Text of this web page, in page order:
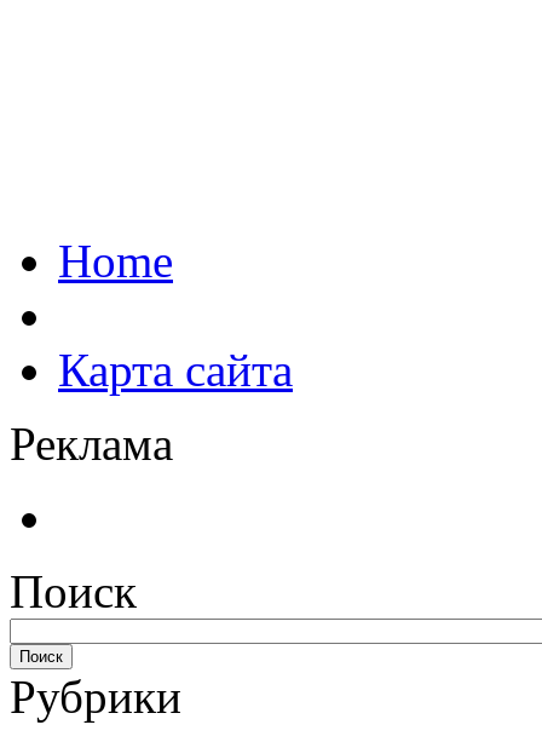
Home
Карта сайта
Реклама
Поиск
Рубрики